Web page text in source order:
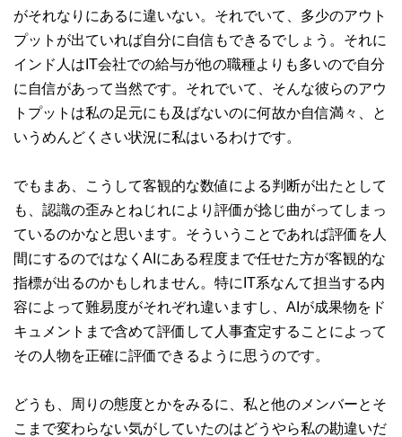
がそれなりにあるに違いない。それでいて、多少のアウト
プットが出ていれば自分に自信もできるでしょう。それに
インド人はIT会社での給与が他の職種よりも多いので自分
に自信があって当然です。それでいて、そんな彼らのアウ
トプットは私の足元にも及ばないのに何故か自信満々、と
いうめんどくさい状況に私はいるわけです。
でもまあ、こうして客観的な数値による判断が出たとして
も、認識の歪みとねじれにより評価が捻じ曲がってしまっ
ているのかなと思います。そういうことであれば評価を人
間にするのではなくAIにある程度まで任せた方が客観的な
指標が出るのかもしれません。特にIT系なんて担当する内
容によって難易度がそれぞれ違いますし、AIが成果物をド
キュメントまで含めて評価して人事査定することによって
その人物を正確に評価できるように思うのです。
どうも、周りの態度とかをみるに、私と他のメンバーとそ
こまで変わらない気がしていたのはどうやら私の勘違いだ